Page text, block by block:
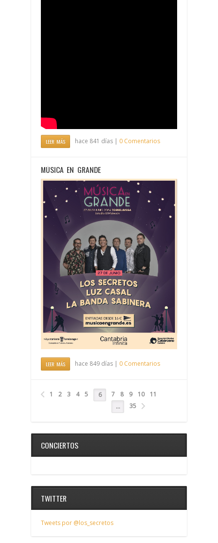
LEER MÁS hace 841 días | 0 Comentarios
MÚSICA EN GRANDE
LEER MÁS hace 849 días | 0 Comentarios
1 2 3 4 5 6 7 8 9 10
11
…
35
CONCIERTOS
TWITTER
Tweets por @los_secretos